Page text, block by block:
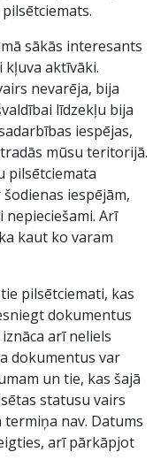
sākās interesants
kļuva aktīvāki.
nevarēja, bija
līdzekļu bija
iespējas,
mūsu teritorijā.
pilsētciemata
iespējām,
Arī
kaut ko varam
pilsētciemati, kas
dokumentus
arī neliels
dokumentus var
un tie, kas šajā
statusu vairs
termiņa nav. Datums
arī pārkāpjot